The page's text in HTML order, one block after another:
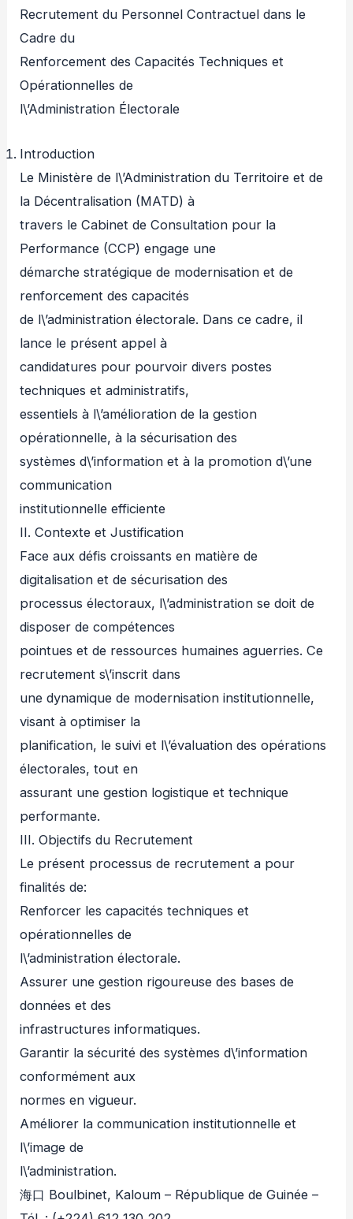
Recrutement du Personnel Contractuel dans le
Cadre du
Renforcement des Capacités Techniques et
Opérationnelles de
l\’Administration Électorale
Introduction
Le Ministère de l\’Administration du Territoire et de
la Décentralisation (MATD) à
travers le Cabinet de Consultation pour la
Performance (CCP) engage une
démarche stratégique de modernisation et de
renforcement des capacités
de l\’administration électorale. Dans ce cadre, il
lance le présent appel à
candidatures pour pourvoir divers postes
techniques et administratifs,
essentiels à l\’amélioration de la gestion
opérationnelle, à la sécurisation des
systèmes d\’information et à la promotion d\’une
communication
institutionnelle efficiente
II. Contexte et Justification
Face aux défis croissants en matière de
digitalisation et de sécurisation des
processus électoraux, l\’administration se doit de
disposer de compétences
pointues et de ressources humaines aguerries. Ce
recrutement s\’inscrit dans
une dynamique de modernisation institutionnelle,
visant à optimiser la
planification, le suivi et l\’évaluation des opérations
électorales, tout en
assurant une gestion logistique et technique
performante.
III. Objectifs du Recrutement
Le présent processus de recrutement a pour
finalités de:
Renforcer les capacités techniques et
opérationnelles de
l\’administration électorale.
Assurer une gestion rigoureuse des bases de
données et des
infrastructures informatiques.
Garantir la sécurité des systèmes d\’information
conformément aux
normes en vigueur.
Améliorer la communication institutionnelle et
l\’image de
l\’administration.
海口 Boulbinet, Kaloum – République de Guinée –